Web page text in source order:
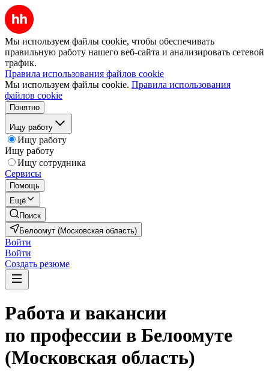
Мы используем файлы cookie, чтобы обеспечивать
правильную работу нашего веб-сайта и анализировать сетевой
трафик.
Правила использования файлов cookie
Мы используем файлы cookie. Правила использования
файлов cookie
Понятно
Ищу работу
Ищу работу
Ищу работу
Ищу сотрудника
Сервисы
Помощь
Ещё
Поиск
Белоомут (Московская область)
Войти
Войти
Создать резюме
Работа и вакансии
по профессии в Белоомуте
(Московская область)